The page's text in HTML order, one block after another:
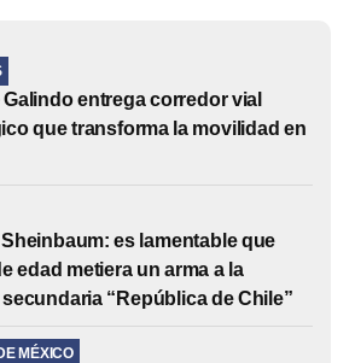
Galindo entrega corredor vial
que transforma la movilidad en
es lamentable que
edad metiera un arma a la
“República de Chile”
MÉXICO